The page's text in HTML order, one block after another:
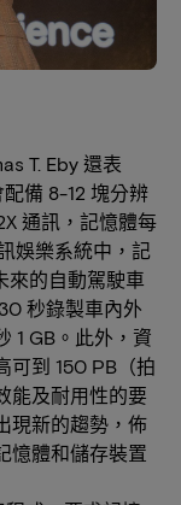
T. Eby 還表
備 8-12 塊分辨
通訊，記憶體每
娛樂系統中，記
來的自動駕駛車
秒錄製車內外
1 GB。此外，資
可到 150 PB（拍
能及耐用性的要
現新的趨勢，佈
憶體和儲存裝置